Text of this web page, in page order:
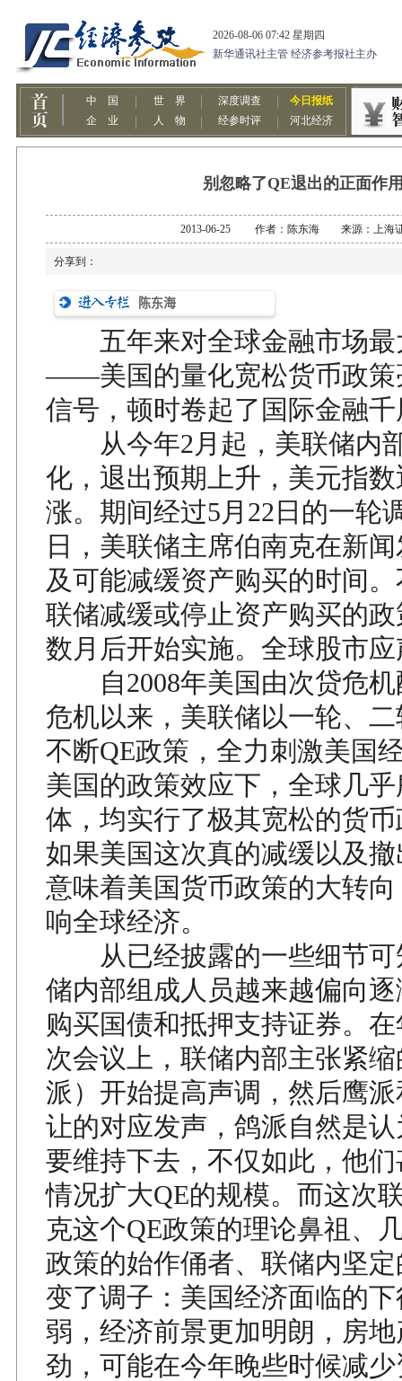
别忽略了QE退出的正面作
2013-06-25 作者：陈东海 来源：上海
分享到：
陈东海
五年来对全球金融市场最
——美国的量化宽松货币政策
信号，顿时卷起了国际金融
从今年2月起，美联储内
化，退出预期上升，美元指
涨。期间经过5月22日的一轮
日，美联储主席伯南克在新
及可能减缓资产购买的时间
联储减缓或停止资产购买的
数月后开始实施。全球股市
自2008年美国由次贷危机
危机以来，美联储以一轮、
不断QE政策，全力刺激美国
美国的政策效应下，全球几
体，均实行了极其宽松的货
如果美国这次真的减缓以及
意味着美国货币政策的大转
响全球经济。
从已经披露的一些细节可
储内部组成人员越来越偏向
购买国债和抵押支持证券。
次会议上，联储内部主张紧
派）开始提高声调，然后鹰
让的对应发声，鸽派自然是
要维持下去，不仅如此，他
情况扩大QE的规模。而这次
克这个QE政策的理论鼻祖、
政策的始作俑者、联储内坚
变了调子：美国经济面临的
弱，经济前景更加明朗，房
劲，可能在今年晚些时候减